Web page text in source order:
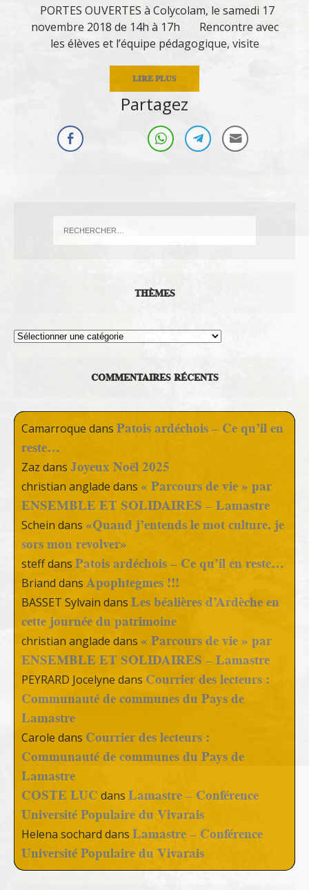
PORTES OUVERTES à Colycolam, le samedi 17
novembre 2018 de 14h à 17h Rencontre avec
les élèves et l’équipe pédagogique, visite
LIRE PLUS
Partagez
THÈMES
Thèmes
COMMENTAIRES RÉCENTS
Camarroque dans Patois ardéchois – Ce qu’il en
reste…
Zaz dans Joyeux Noël 2025
christian anglade dans « Parcours de vie » par
ENSEMBLE ET SOLIDAIRES – Lamastre
Schein dans «Quand j’entends le mot culture, je
sors mon revolver»
steffdans Patois ardéchois – Ce qu’il en reste…
Briand dans Apophtegmes !!!
BASSET Sylvain dans Les béalières d’Ardèche en
cette journée du patrimoine
christian anglade dans « Parcours de vie » par
ENSEMBLE ET SOLIDAIRES – Lamastre
PEYRARD Jocelyne dans Courrier des lecteurs :
Communauté de communes du Pays de
Lamastre
Carole dans Courrier des lecteurs :
Communauté de communes du Pays de
Lamastre
COSTE LUC dans Lamastre – Conférence
Université Populaire du Vivarais
Helena sochard dans Lamastre – Conférence
Université Populaire du Vivarais